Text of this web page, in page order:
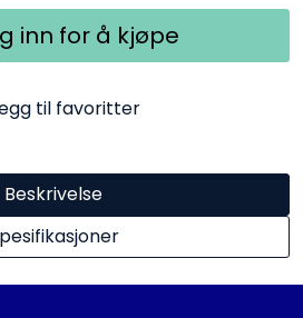
inn for å kjøpe
til favoritter
Beskrivelse